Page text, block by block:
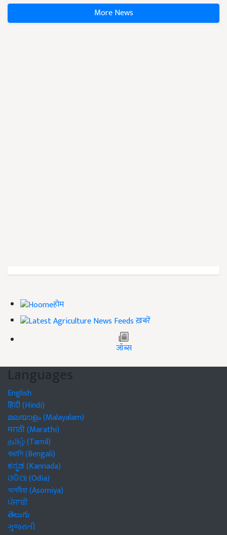
More News
होम
ख़बरें
जॉब्स
Languages
English
हिंदी (Hindi)
മലയാളം (Malayalam)
मराठी (Marathi)
தமிழ் (Tamil)
বাঙালি (Bengali)
ಕನ್ನಡ (Kannada)
ଓଡିଆ (Odia)
অসমীয়া (Asomiya)
ਪੰਜਾਬੀ
తెలుగు
ગુજરાતી